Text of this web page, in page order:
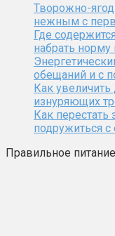
Творожно-
нежным с
Где
набрать
обещаний и с
Как
изнуряющих
Как перестать
подружиться с
Правильное